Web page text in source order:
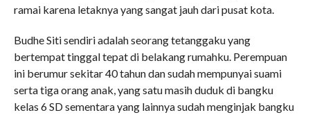
ramai karena letaknya yang sangat jauh dari pusat kota.
Budhe Siti sendiri adalah seorang tetanggaku yang
bertempat tinggal tepat di belakang rumahku. Perempuan
ini berumur sekitar 40 tahun dan sudah mempunyai suami
serta tiga orang anak, yang satu masih duduk di bangku
kelas 6 SD sementara yang lainnya sudah menginjak bangku